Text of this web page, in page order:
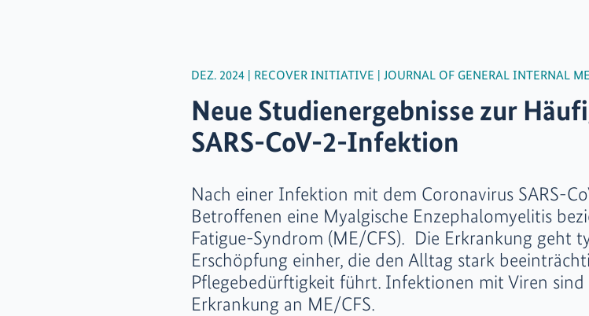
DEZ. 2024| RECOVER INITIATIVE | JOURNAL OF GENERAL INTERNAL
Neue Studienergebnisse zur
SARS-CoV-2-Infektion
Nach einer Infektion mit dem Coronavirus SARS-
Betroffenen eine Myalgische Enzephalomyelitis
Fatigue-Syndrom (ME/CFS). Die Erkrankung geht
Erschöpfung einher, die den Alltag stark
Pflegebedürftigkeit führt. Infektionen mit Viren
Erkrankung an ME/CFS.